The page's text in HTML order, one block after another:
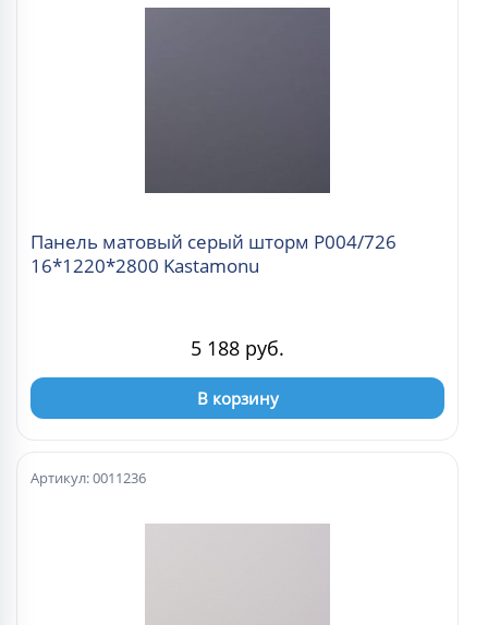
Панель матовый серый шторм Р004/726
16*1220*2800 Kastamonu
5 188 руб.
В корзину
Артикул: 0011236